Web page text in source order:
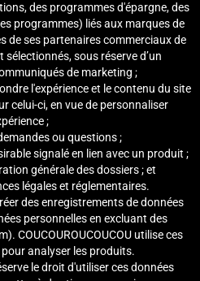
des programmes d'épargne, des
programmes) liés aux marques de
de ses partenaires commerciaux de
sous réserve d’un
de marketing ;
l'expérience et le contenu du site
celui-ci, en vue de personnaliser
;
ou questions ;
signalé en lien avec un produit ;
générale des dossiers ; et
légales et réglementaires.
des enregistrements de données
personnelles en excluant des
COUCOUROUCOUCOU utilise ces
analyser les produits.
le droit d'utiliser ces données